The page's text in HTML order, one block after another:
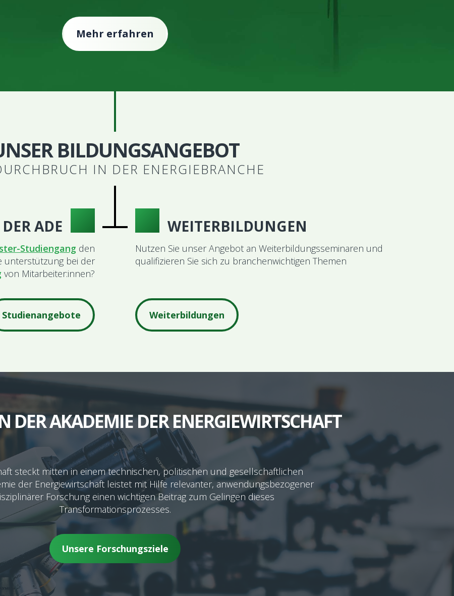
Mehr erfahren
BILDUNGSANGEBOT
IN DER ENERGIEBRANCHE
ADE
Studiengang den
unterstützung bei der
von Mitarbeiter:innen?
Studienangebote
WEITERBILDUNGEN
Nutzen Sie unser Angebot an Weiterbildungsseminaren und
qualifizieren Sie sich zu branchenwichtigen Themen
Weiterbildungen
DER AKADEMIE DER ENERGIEWIRTSCHAFT
steckt mitten in einem technischen, politischen und gesellschaftlichen
der Energiewirtschaft leistet mit Hilfe relevanter, anwendungsbezogener
Forschung einen wichtigen Beitrag zum Gelingen dieses
Transformationsprozesses.
Unsere Forschungsziele